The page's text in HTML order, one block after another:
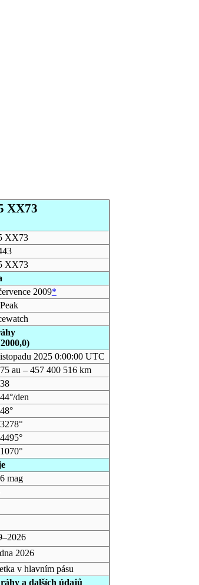
XX73
XX73
XX73
2009*
2025 0:00:00 UTC
au – 457 400 516 km
den
mag
2026
v hlavním pásu
a dalších údajů